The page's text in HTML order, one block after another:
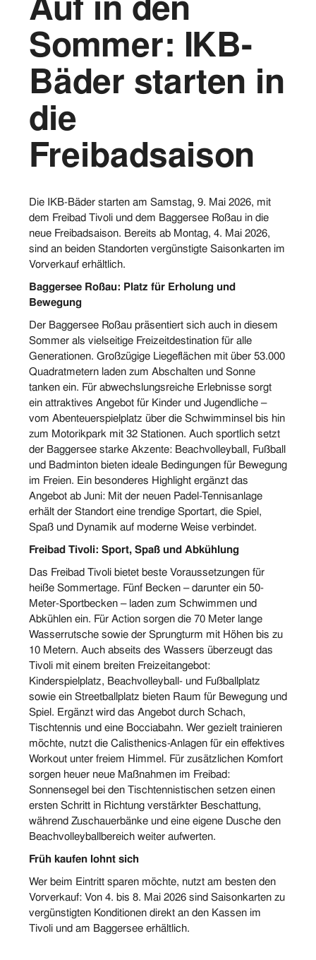
Vorstand
Logos
Bilder
Kontakt
Sommer: IKB-
Bäder starten in
die
Freibadsaison
Die IKB-Bäder starten am Samstag, 9. Mai 2026, mit
dem Freibad Tivoli und dem Baggersee Roßau in die
neue Freibadsaison. Bereits ab Montag, 4. Mai 2026,
sind an beiden Standorten vergünstigte Saisonkarten im
Vorverkauf erhältlich.
Baggersee Roßau: Platz für Erholung und
Bewegung
Der Baggersee Roßau präsentiert sich auch in diesem
Sommer als vielseitige Freizeitdestination für alle
Generationen. Großzügige Liegeflächen mit über 53.000
Quadratmetern laden zum Abschalten und Sonne
tanken ein. Für abwechslungsreiche Erlebnisse sorgt
ein attraktives Angebot für Kinder und Jugendliche –
vom Abenteuerspielplatz über die Schwimminsel bis hin
zum Motorikpark mit 32 Stationen. Auch sportlich setzt
der Baggersee starke Akzente: Beachvolleyball, Fußball
und Badminton bieten ideale Bedingungen für Bewegung
im Freien. Ein besonderes Highlight ergänzt das
Angebot ab Juni: Mit der neuen Padel-Tennisanlage
erhält der Standort eine trendige Sportart, die Spiel,
Spaß und Dynamik auf moderne Weise verbindet.
Freibad Tivoli: Sport, Spaß und Abkühlung
Das Freibad Tivoli bietet beste Voraussetzungen für
heiße Sommertage. Fünf Becken – darunter ein 50-
Meter-Sportbecken – laden zum Schwimmen und
Abkühlen ein. Für Action sorgen die 70 Meter lange
Wasserrutsche sowie der Sprungturm mit Höhen bis zu
10 Metern. Auch abseits des Wassers überzeugt das
Tivoli mit einem breiten Freizeitangebot:
Kinderspielplatz, Beachvolleyball- und Fußballplatz
sowie ein Streetballplatz bieten Raum für Bewegung und
Spiel. Ergänzt wird das Angebot durch Schach,
Tischtennis und eine Bocciabahn. Wer gezielt trainieren
möchte, nutzt die Calisthenics-Anlagen für ein effektives
Workout unter freiem Himmel. Für zusätzlichen Komfort
sorgen heuer neue Maßnahmen im Freibad:
Sonnensegel bei den Tischtennistischen setzen einen
ersten Schritt in Richtung verstärkter Beschattung,
während Zuschauerbänke und eine eigene Dusche den
Beachvolleyballbereich weiter aufwerten.
Früh kaufen lohnt sich
Wer beim Eintritt sparen möchte, nutzt am besten den
Vorverkauf: Von 4. bis 8. Mai 2026 sind Saisonkarten zu
vergünstigten Konditionen direkt an den Kassen im
Tivoli und am Baggersee erhältlich.